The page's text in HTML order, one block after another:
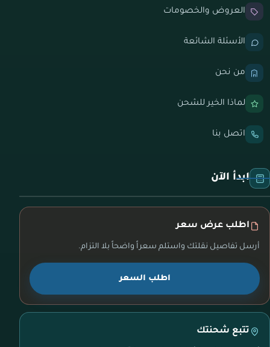
العروض والخصومات
الأسئلة الشائعة
من نحن
لماذا الخير للشحن
اتصل بنا
ابدأ الآن
اطلب عرض سعر
أرسل تفاصيل نقلتك واستلم سعراً واضحاً بلا التزام.
اطلب السعر
تتبع شحنتك